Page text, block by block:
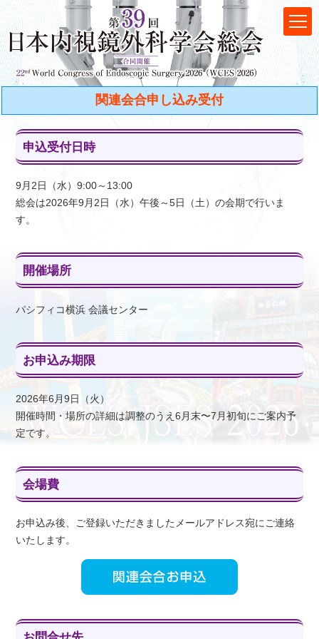
関連会合申し込み受付
申込受付日時
9月2日（水）9:00～13:00
総会は2026年9月2日（水）午後～5日（土）の会期で行いま
す。
開催場所
パシフィコ横浜 会議センター
お申込み期限
2026年6月9日（火）
開催時間・場所の詳細は調整のうえ6月末〜7月初旬にご案内予
定です。
会場費
お申込み後、ご登録いただきましたメールアドレス宛にご連絡
いたします。